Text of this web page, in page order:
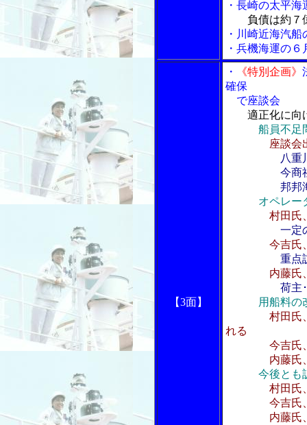
・長崎の太平
負債は約７
・川崎近海汽
・兵機海運の
【3面】
・ 《特別企画》
確保
で座談会
適正化に向
船員不足
座談会
八重
今商社
邦邦海運
オペレー
村田氏
一定
今吉氏
重点
内藤氏
荷主
用船料の
村田氏
れる
今吉氏、未
内藤氏、オ
今後とも
村田氏
今吉氏、新
内藤氏、船